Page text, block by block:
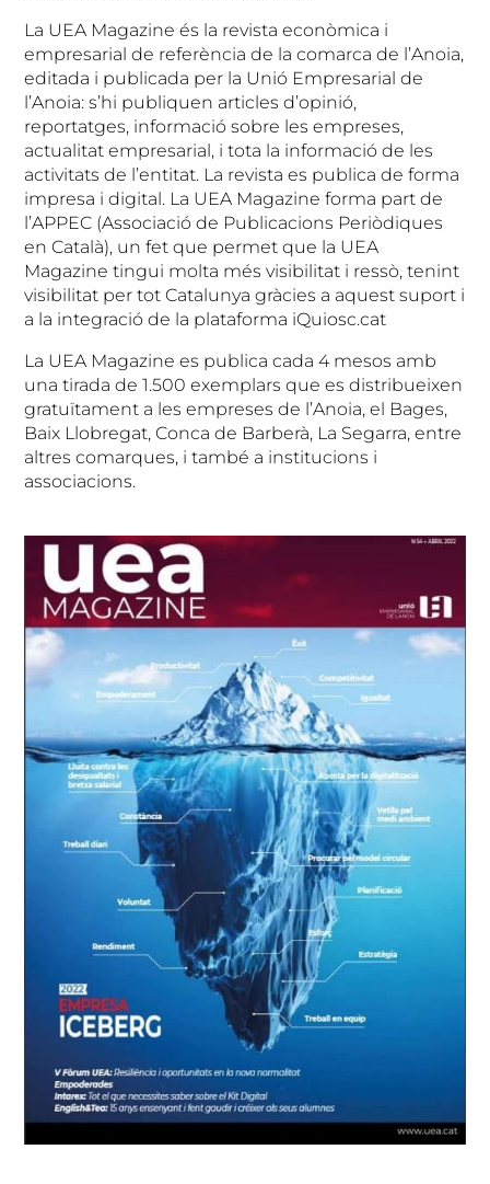
La UEA Magazine és la revista econòmica i
empresarial de referència de la comarca de l’Anoia,
editada i publicada per la Unió Empresarial de
l’Anoia: s’hi publiquen articles d’opinió,
reportatges, informació sobre les empreses,
actualitat empresarial, i tota la informació de les
activitats de l’entitat. La revista es publica de forma
impresa i digital. La UEA Magazine forma part de
l’APPEC (Associació de Publicacions Periòdiques
en Català), un fet que permet que la UEA
Magazine tingui molta més visibilitat i ressò, tenint
visibilitat per tot Catalunya gràcies a aquest suport i
a la integració de la plataforma iQuiosc.cat
La UEA Magazine es publica cada 4 mesos amb
una tirada de 1.500 exemplars que es distribueixen
gratuïtament a les empreses de l’Anoia, el Bages,
Baix Llobregat, Conca de Barberà, La Segarra, entre
altres comarques, i també a institucions i
associacions.